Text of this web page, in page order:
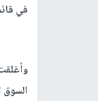
في
السوق الفلسطينية، 16